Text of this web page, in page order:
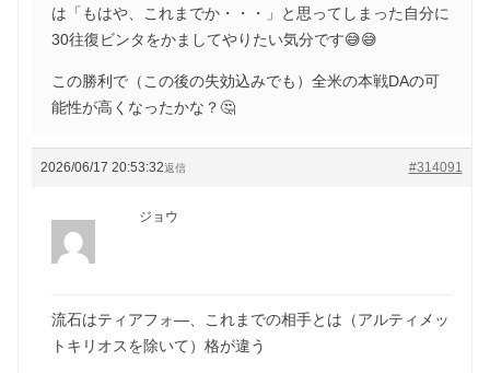
は「もはや、これまでか・・・」と思ってしまった自分に
30往復ビンタをかましてやりたい気分です😅😅
この勝利で（この後の失効込みでも）全米の本戦DAの可
能性が高くなったかな？🤔
2026/06/17 20:53:32 #314091
返信
ジョウ
流石はティアフォ―、これまでの相手とは（アルティメッ
トキリオスを除いて）格が違う